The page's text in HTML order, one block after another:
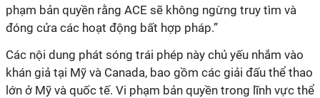
phạm bản quyền rằng ACE sẽ không ngừng truy tìm và
đóng cửa các hoạt động bất hợp pháp.”
Các nội dung phát sóng trái phép này chủ yếu nhắm vào
khán giả tại Mỹ và Canada, bao gồm các giải đấu thể thao
lớn ở Mỹ và quốc tế. Vi phạm bản quyền trong lĩnh vực thể